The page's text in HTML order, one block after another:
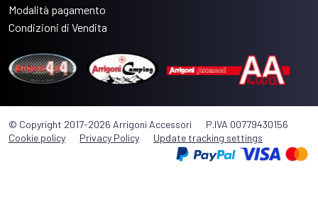
Modalità pagamento
Condizioni di Vendita
© Copyright 2017-2026 Arrigoni Accessori
P.IVA 00779430156
Cookie policy
Privacy Policy Update tracking settings